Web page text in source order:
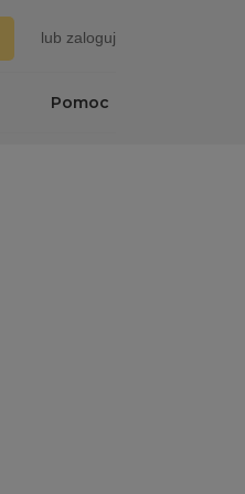
lub zaloguj
Pomoc